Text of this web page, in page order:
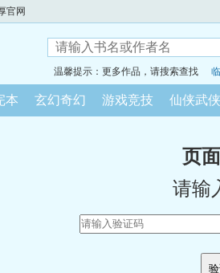
官网
温馨提示：更多作品，请搜索查找
本 玄幻奇幻 游戏竞技 仙侠武侠
页
请输